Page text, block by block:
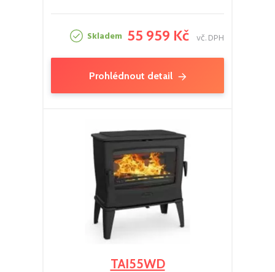
Skladem 55 959 Kč vč. DPH
Prohlédnout detail
TAI55WD